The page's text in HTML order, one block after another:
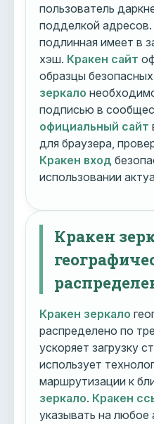
пользователь
подделкой адресов.
подлинная имеет в
хэш. Кракен сайт
образцы
зеркало
подписью в
официальный сайт
для браузера,
Кракен вход
использовании
Кракен
Кракен зеркало
распределено по
ускоряет загрузку
использует
маршрутизации к
зеркало. Кракен
указывать на любое